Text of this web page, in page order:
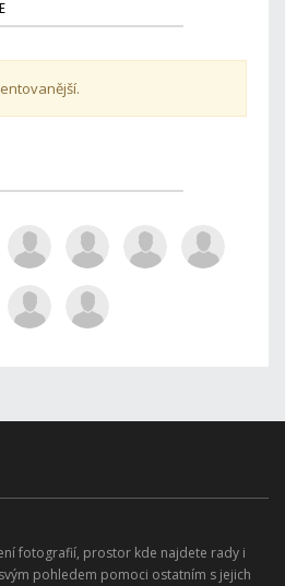
fotografií, prostor kde najdete rady i
pohledem pomoci ostatním s jejich